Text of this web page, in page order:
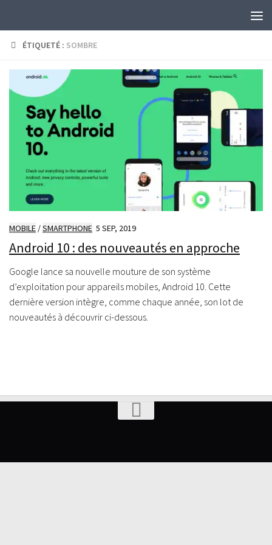
ÉTIQUETÉ : SOMBRE
MOBILE /SMARTPHONE 5 SEP, 2019
Android 10 : des nouveautés en approche
Google lance sa nouvelle mouture de son système
d’exploitation pour appareils mobiles, Android 10. Cette
dernière version intègre, comme chaque année, son lot de
nouveautés à découvrir ci-dessous.